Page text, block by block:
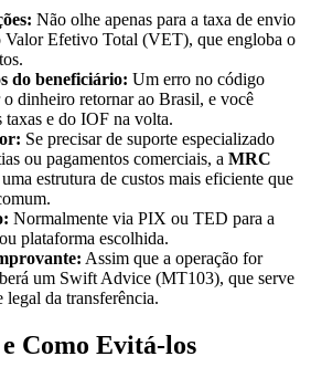
Não olhe apenas para a taxa de envio
Efetivo Total (VET), que engloba o
do beneficiário: Um erro no código
dinheiro retornar ao Brasil, e você
taxas e do IOF na volta.
Se precisar de suporte especializado
ou pagamentos comerciais, a MRC
estrutura de custos mais eficiente que
Normalmente via PIX ou TED para a
plataforma escolhida.
Assim que a operação for
um Swift Advice (MT103), que serve
da transferência.
Como Evitá-los